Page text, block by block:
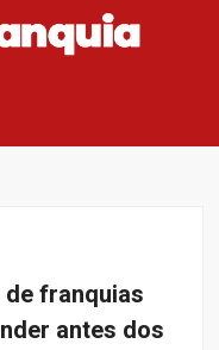
franquias
antes dos